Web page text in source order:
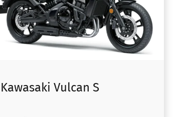
Kawasaki Vulcan S